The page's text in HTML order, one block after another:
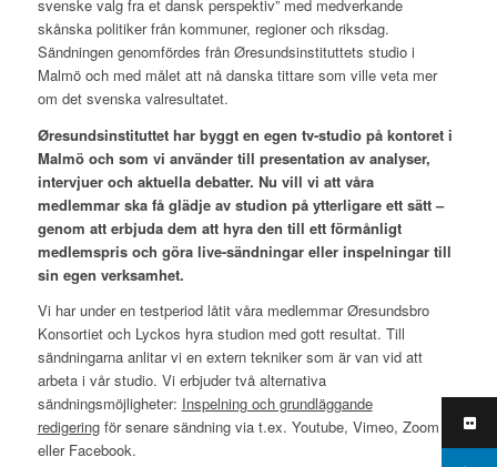
svenske valg fra et dansk perspektiv” med medverkande
skånska politiker från kommuner, regioner och riksdag.
Sändningen genomfördes från Øresundsinstituttets studio i
Malmö och med målet att nå danska tittare som ville veta mer
om det svenska valresultatet.
Øresundsinstituttet har byggt en egen tv-studio på kontoret i
Malmö och som vi använder till presentation av analyser,
intervjuer och aktuella debatter. Nu vill vi att våra
medlemmar ska få glädje av studion på ytterligare ett sätt –
genom att erbjuda dem att hyra den till ett förmånligt
medlemspris och göra live-sändningar eller inspelningar till
sin egen verksamhet.
Vi har under en testperiod låtit våra medlemmar Øresundsbro
Konsortiet och Lyckos hyra studion med gott resultat. Till
sändningarna anlitar vi en extern tekniker som är van vid att
arbeta i vår studio. Vi erbjuder två alternativa
sändningsmöjligheter: Inspelning och grundläggande
redigeringför senare sändning via t.ex. Youtube, Vimeo, Zoom
eller Facebook.